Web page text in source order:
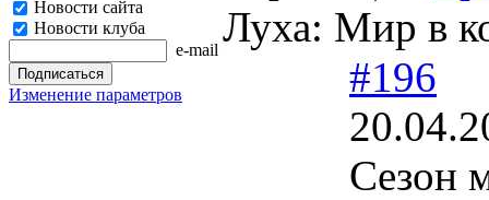
Новости сайта
Новости клуба
e-mail
Изменение параметров
Луха: Мир в
#196
Сезон